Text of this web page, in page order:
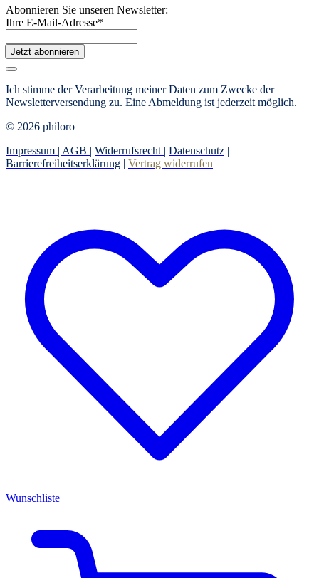
Abonnieren Sie unseren Newsletter:
Ihre E-Mail-Adresse*
Jetzt abonnieren
Ich stimme der Verarbeitung meiner Daten zum Zwecke der
Newsletterversendung zu. Eine Abmeldung ist jederzeit möglich.
© 2026 philoro
Impressum | AGB | Widerrufsrecht | Datenschutz |
Barrierefreiheitserklärung | Vertrag widerrufen
Wunschliste